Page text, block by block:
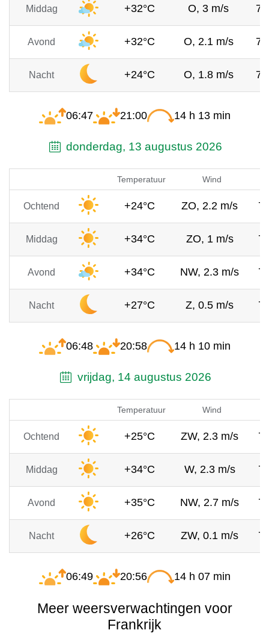
Middag +32°C O, 3 m/s
Avond +32°C O, 2.1 m/s
Nacht +24°C O, 1.8 m/s
06:47 21:00 14 h 13 min
donderdag, 13 augustus 2026
Temperatuur Wind
Ochtend +24°C ZO, 2.2 m/s
Middag +34°C ZO, 1 m/s
Avond +34°C NW, 2.3 m/s
Nacht +27°C Z, 0.5 m/s
06:48 20:58 14 h 10 min
vrijdag, 14 augustus 2026
Temperatuur Wind
Ochtend +25°C ZW, 2.3 m/s
Middag +34°C W, 2.3 m/s
Avond +35°C NW, 2.7 m/s
Nacht +26°C ZW, 0.1 m/s
06:49 20:56 14 h 07 min
Meer weersverwachtingen voor
Frankrijk